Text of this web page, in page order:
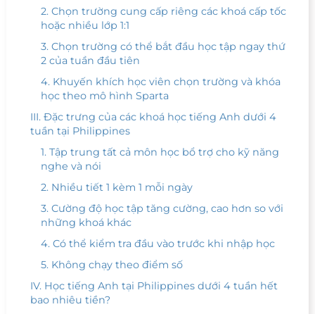
2. Chọn trường cung cấp riêng các khoá cấp tốc
hoặc nhiều lớp 1:1
3. Chọn trường có thể bắt đầu học tập ngay thứ
2 của tuần đầu tiên
4. Khuyến khích học viên chọn trường và khóa
học theo mô hình Sparta
III. Đặc trưng của các khoá học tiếng Anh dưới 4
tuần tại Philippines
1. Tập trung tất cả môn học bổ trợ cho kỹ năng
nghe và nói
2. Nhiều tiết 1 kèm 1 mỗi ngày
3. Cường độ học tập tăng cường, cao hơn so với
những khoá khác
4. Có thể kiểm tra đầu vào trước khi nhập học
5. Không chạy theo điểm số
IV. Học tiếng Anh tại Philippines dưới 4 tuần hết
bao nhiêu tiền?